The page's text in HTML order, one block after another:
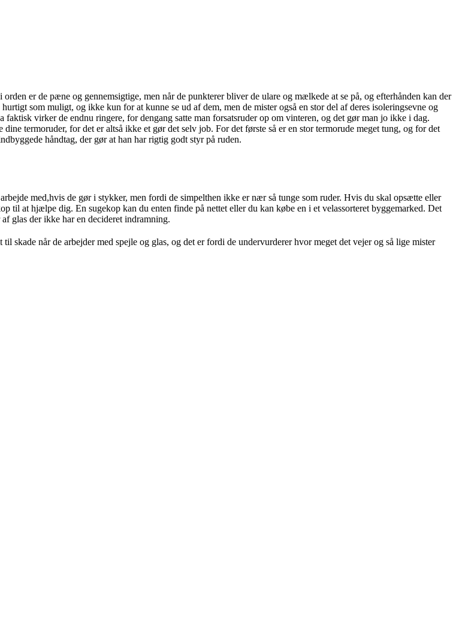
er de pæne og gennemsigtige, men når de punkterer bliver de ulare og mælkede at se på, og efterhånden kan der
som muligt, og ikke kun for at kunne se ud af dem, men de mister også en stor del af deres isoleringsevne og
virker de endnu ringere, for dengang satte man forsatsruder op om vinteren, og det gør man jo ikke i dag.
termoruder, for det er altså ikke et gør det selv job. For det første så er en stor termorude meget tung, og for det
håndtag, der gør at han har rigtig godt styr på ruden.
med,hvis de gør i stykker, men fordi de simpelthen ikke er nær så tunge som ruder. Hvis du skal opsætte eller
til at hjælpe dig. En sugekop kan du enten finde på nettet eller du kan købe en i et velassorteret byggemarked. Det
glas der ikke har en decideret indramning.
når de arbejder med spejle og glas, og det er fordi de undervurderer hvor meget det vejer og så lige mister